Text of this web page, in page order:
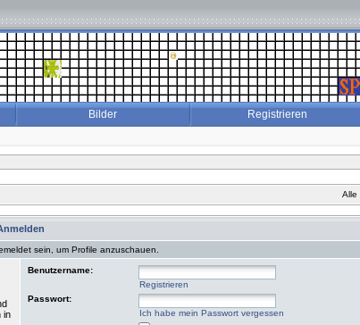
Bilder Registrieren
Alle
sein, um Profile anzuschauen.
in
Benutzername:
Registrieren
Passwort:
Ich habe mein Passwort vergessen